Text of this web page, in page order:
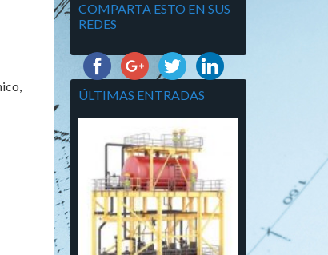
COMPARTA ESTO EN SUS
REDES
ÚLTIMAS ENTRADAS